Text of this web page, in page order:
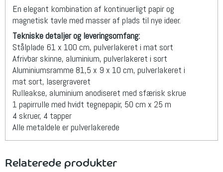
En elegant kombination af kontinuerligt papir og
magnetisk tavle med masser af plads til nye ideer.
Tekniske detaljer og leveringsomfang:
Stålplade 61 x 100 cm, pulverlakeret i mat sort
Afrivbar skinne, aluminium, pulverlakeret i sort
Aluminiumsramme 81,5 x 9 x 10 cm, pulverlakeret i
mat sort, lasergraveret
Rulleakse, aluminium anodiseret med sfærisk skrue
1 papirrulle med hvidt tegnepapir, 50 cm x 25 m
4 skruer, 4 tapper
Alle metaldele er pulverlakerede
Relaterede produkter